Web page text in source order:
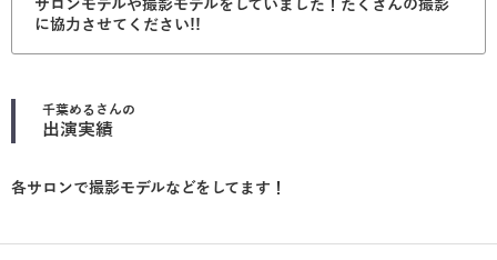
サロンモデルや撮影モデルをしていました！たくさんの撮影
に協力させてください!!
千葉める さんの
出演実績
各サロンで撮影モデルなどをしてます！